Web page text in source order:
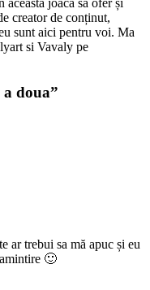
creator de conținut,
sunt aici pentru voi. Ma
si Vavaly pe
a doua”
ar trebui sa mă apuc și eu
🙂